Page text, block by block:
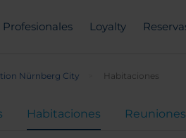
Profesionales Loyalty
Nürnberg City Habitaciones
Habitaciones